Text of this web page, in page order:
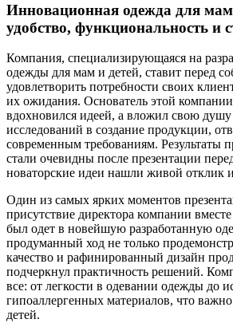
Инновационная одежда для мам
удобство, функциональность и
Компания, специализирующаяся на
одежды для мам и детей, ставит перед
удовлетворить потребности своих
их ожидания. Основатель этой
вдохновился идеей, а вложил свою
исследований в создание продукции,
современным требованиям. Результаты
стали очевидны после презентации
новаторские идеи нашли живой отклик
Один из самых ярких моментов
присутствие директора компании
был одет в новейшую разработанную
продуманный ход не только
качество и рафинированный дизайн
подчеркнул практичность решений.
все: от легкости в одевании одежды до
гипоаллергенных материалов, что важно
детей.